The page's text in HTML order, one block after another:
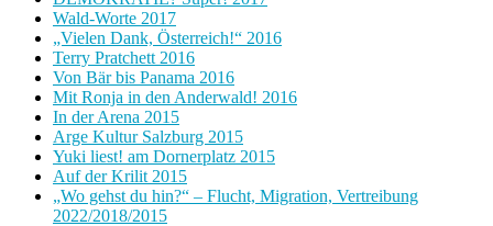
Wald-Worte 2017
„Vielen Dank, Österreich!“ 2016
Terry Pratchett 2016
Von Bär bis Panama 2016
Mit Ronja in den Anderwald! 2016
In der Arena 2015
Arge Kultur Salzburg 2015
Yuki liest! am Dornerplatz 2015
Auf der Krilit 2015
„Wo gehst du hin?“ – Flucht, Migration, Vertreibung
2022/2018/2015